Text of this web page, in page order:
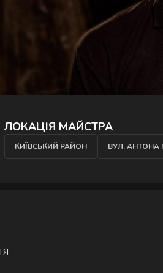
ЛОКАЦІЯ МАЙСТРА
КИЇВСЬКИЙ РАЙОН ВУЛ. АНТОНА